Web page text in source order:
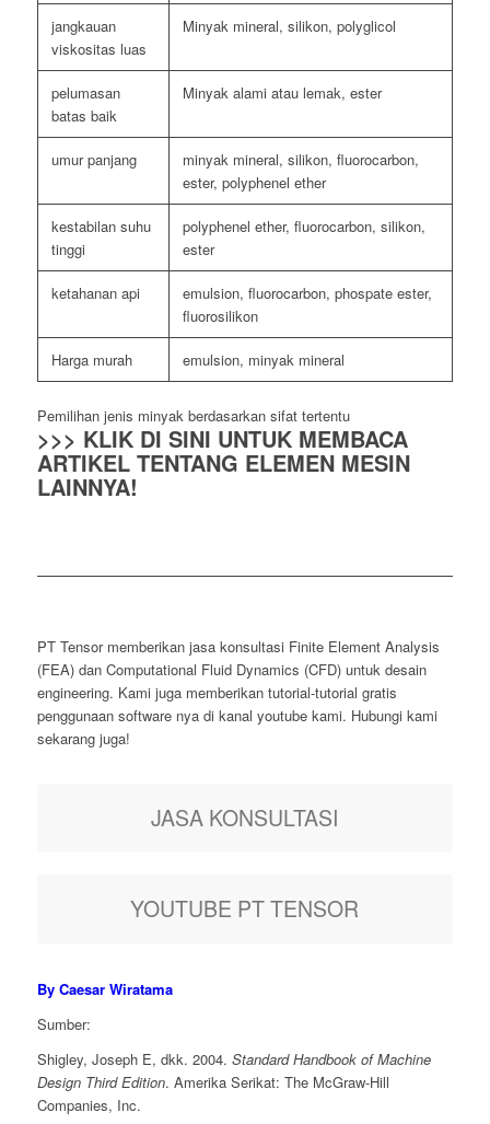
jangkauan
viskositas luas
Minyak mineral, silikon, polyglicol
pelumasan
batas baik
Minyak alami atau lemak, ester
umur panjang
minyak mineral, silikon, fluorocarbon,
ester, polyphenel ether
kestabilan suhu
tinggi
polyphenel ether, fluorocarbon, silikon,
ester
ketahanan api
emulsion, fluorocarbon, phospate ester,
fluorosilikon
Harga murah emulsion, minyak mineral
Pemilihan jenis minyak berdasarkan sifat tertentu
>>> KLIK DI SINI UNTUK MEMBACA
ARTIKEL TENTANG ELEMEN MESIN
LAINNYA!
PT Tensor memberikan jasa konsultasi Finite Element Analysis
(FEA) dan Computational Fluid Dynamics (CFD) untuk desain
engineering. Kami juga memberikan tutorial-tutorial gratis
penggunaan software nya di kanal youtube kami. Hubungi kami
sekarang juga!
JASA KONSULTASI
YOUTUBE PT TENSOR
By Caesar Wiratama
Sumber:
Shigley, Joseph E, dkk. 2004. Standard Handbook of Machine
Design Third Edition. Amerika Serikat: The McGraw-Hill
Companies, Inc.